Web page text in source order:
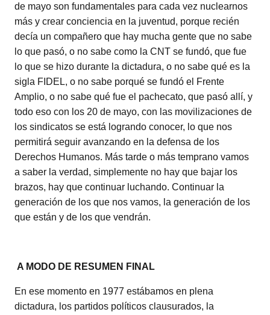
de mayo son fundamentales para cada vez nuclearnos
más y crear conciencia en la juventud, porque recién
decía un compañero que hay mucha gente que no sabe
lo que pasó, o no sabe como la CNT se fundó, que fue
lo que se hizo durante la dictadura, o no sabe qué es la
sigla FIDEL, o no sabe porqué se fundó el Frente
Amplio, o no sabe qué fue el pachecato, que pasó allí, y
todo eso con los 20 de mayo, con las movilizaciones de
los sindicatos se está logrando conocer, lo que nos
permitirá seguir avanzando en la defensa de los
Derechos Humanos. Más tarde o más temprano vamos
a saber la verdad, simplemente no hay que bajar los
brazos, hay que continuar luchando. Continuar la
generación de los que nos vamos, la generación de los
que están y de los que vendrán.
A MODO DE RESUMEN FINAL
En ese momento en 1977 estábamos en plena
dictadura, los partidos políticos clausurados, la